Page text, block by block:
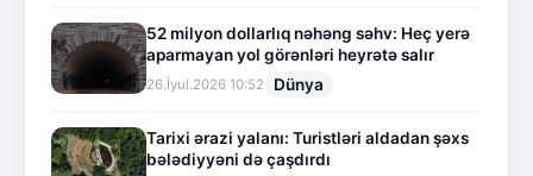
52 milyon dollarlıq nəhəng səhv: Heç yerə
aparmayan yol görənləri heyrətə salır
26.İyul.2026 10:52 Dünya
Tarixi ərazi yalanı: Turistləri aldadan şəxs
bələdiyyəni də çaşdırdı